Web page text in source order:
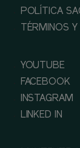
POLÍTICA
TÉRMINOS
YOUTUBE
FACEBOOK
INSTAGRAM
LINKED IN